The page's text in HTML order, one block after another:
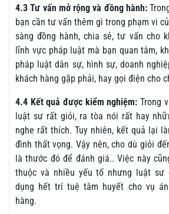
4.3 Tư vấn mở rộng và đồng hành:
bạn cần tư vấn thêm gì trong phạm vi
sàng đồng hành, chia sẻ, tư vấn cho
lĩnh vực pháp luật mà bạn quan tâm,
pháp luật dân sự, hình sự, doanh
khách hàng gặp phải, hay gọi điện cho
4.4 Kết quả được kiểm nghiệm: Trong
luật sư rất giỏi, ra tòa nói rất hay
nghe rất thích. Tuy nhiên, kết quả lại
đình thất vọng. Vậy nên, cho dù giỏi
là thước đó để đánh giá.. Việc này
thuộc và nhiều yếu tố nhưng luật sư
dụng hết trí tuệ tâm huyết cho vụ
hàng.